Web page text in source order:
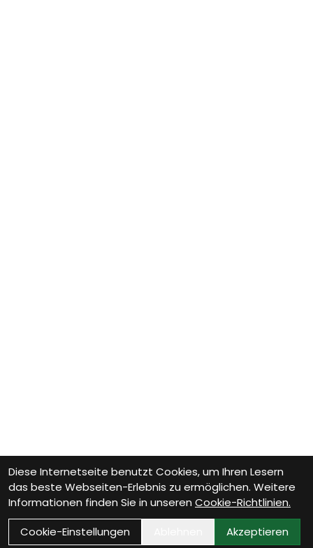
Diese Internetseite benutzt Cookies, um Ihren Lesern
das beste Webseiten-Erlebnis zu ermöglichen. Weitere
Informationen finden Sie in unseren Cookie-Richtlinien.
Cookie-Einstellungen
Akzeptieren